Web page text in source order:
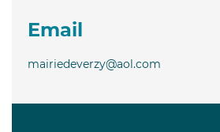
Email
mairiedeverzy@aol.com